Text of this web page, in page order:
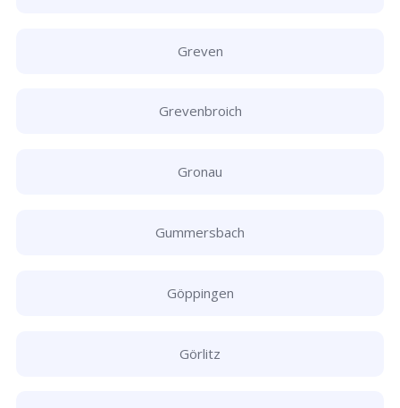
Greven
Grevenbroich
Gronau
Gummersbach
Göppingen
Görlitz